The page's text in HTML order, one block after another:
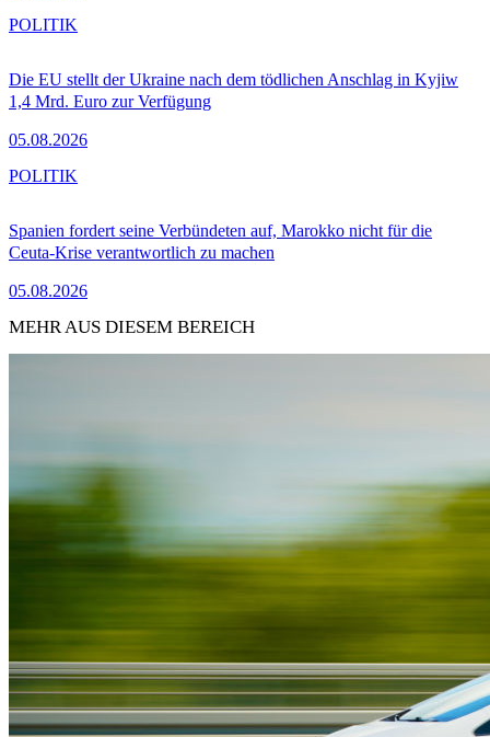
Die EU stellt der Ukraine nach dem tödlichen Anschlag in Kyjiw
1,4 Mrd. Euro zur Verfügung
05.08.2026
POLITIK
Spanien fordert seine Verbündeten auf, Marokko nicht für die
Ceuta-Krise verantwortlich zu machen
05.08.2026
POLITIK
MEHR AUS DIESEM BEREICH